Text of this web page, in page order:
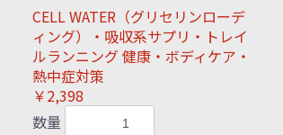
CELL WATER（グリセリンローデ
ィング）・吸収系サプリ・トレイ
ルランニング 健康・ボディケア・
熱中症対策
￥2,398
数量